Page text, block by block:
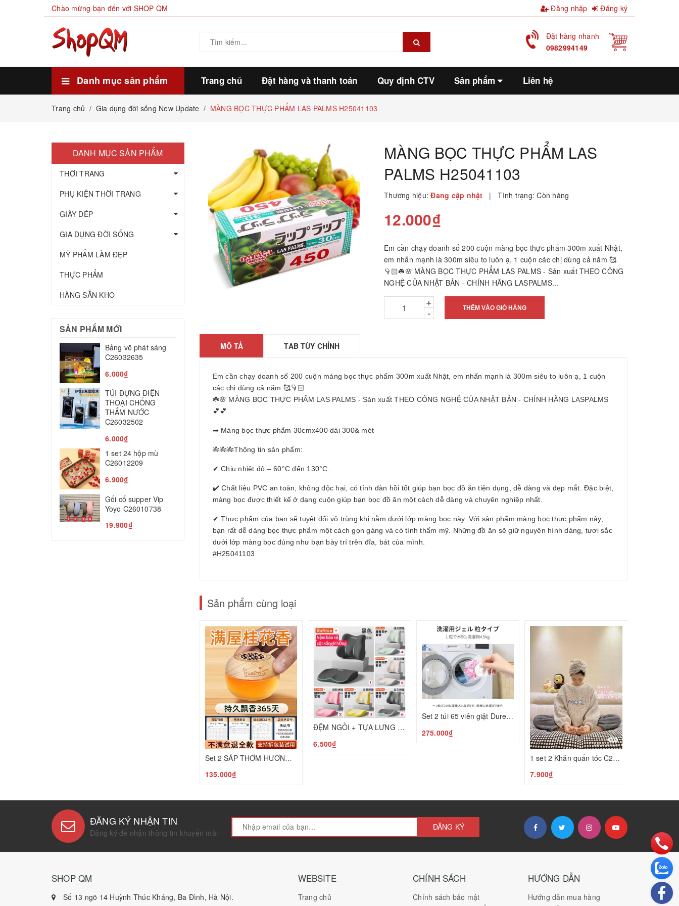
Chào mừng bạn đến với SHOP QM Đăng nhập Đăng ký
Đặt hàng nhanh
0982994149
Danh mục sản phẩm Trang chủ Đặt hàng và thanh toán Quy định CTV Sản phẩm Liên hệ
Trang chủ / Gia dụng đời sống New Update / MÀNG BỌC THỰC PHẨM LAS PALMS H25041103
MÀNG BỌC THỰC PHẨM LAS
PALMS H25041103
Thương hiệu: Đang cập nhật | Tình trạng: Còn hàng
12.000₫
Em cần chạy doanh số 200 cuộn màng bọc thực phẩm 300m xuất Nhật,
em nhấn mạnh là 300m siêu to luôn ạ, 1 cuộn các chị dùng cả năm 🥰
👇🏻☘️🌸 MÀNG BỌC THỰC PHẨM LAS PALMS - Sản xuất THEO CÔNG
NGHỆ CỦA NHẬT BẢN - CHÍNH HÃNG LASPALMS...
+
- THÊM VÀO GIỎ HÀNG
MÔ TẢ TAB TÙY CHỈNH
Em cần chạy doanh số 200 cuộn màng bọc thực phẩm 300m xuất Nhật, em nhấn mạnh là 300m siêu to luôn ạ, 1 cuộn
các chị dùng cả năm 🥰👇🏻
☘️🌸 MÀNG BỌC THỰC PHẨM LAS PALMS - Sản xuất THEO CÔNG NGHỆ CỦA NHẬT BẢN - CHÍNH HÃNG LASPALMS
💕💕
➡ Màng bọc thực phẩm 30cmx400 dài 300& mét
🎋🎋🎋Thông tin sản phẩm:
✔ Chịu nhiệt độ – 60°C đến 130°C.
✔️ Chất liệu PVC an toàn, không độc hại, có tính đàn hồi tốt giúp bạn bọc đồ ăn tiện dụng, dễ dàng và đẹp mắt. Đặc biệt,
màng bọc được thiết kế ở dạng cuộn giúp bạn bọc đồ ăn một cách dễ dàng và chuyên nghiệp nhất.
✔ Thực phẩm của bạn sẽ tuyệt đối vô trùng khi nằm dưới lớp màng bọc này. Với sản phẩm màng bọc thực phẩm này,
bạn rất dễ dàng bọc thực phẩm một cách gọn gàng và có tính thẩm mỹ. Những đồ ăn sẽ giữ nguyên hình dáng, tươi sắc
dưới lớp màng bọc đúng như bạn bày trí trên đĩa, bát của mình.
#H25041103
Sản phẩm cùng loại
Set 2 SÁP THƠM HƯƠNG HOA MỘC T25050601
135.000₫
ĐỆM NGỒI + TỰA LƯNG CAO CẤP BẢO VỆ CỘT SỐNG C25050205
6.500₫
Set 2 túi 65 viên giặt Duree Balle C24120104
275.000₫
1 set 2 Khăn quấn tóc C25022105
7.900₫
DANH MỤC SẢN PHẨM
THỜI TRANG
PHỤ KIỆN THỜI TRANG
GIÀY DÉP
GIA DỤNG ĐỜI SỐNG
MỸ PHẨM LÀM ĐẸP
THỰC PHẨM
HÀNG SẴN KHO
SẢN PHẨM MỚI
Bảng vẽ phát sáng
C26032635
6.000₫
TÚI ĐỰNG ĐIỆN
THOẠI CHỐNG
THẤM NƯỚC
C26032502
6.000₫
1 set 24 hộp mù
C26012209
6.900₫
Gối cổ supper Vip
Yoyo C26010738
19.900₫
Thảm ngải cứu hàng
chính hãng
22.200₫
MÁY GỌT BÚT CHÌ
TỰ ĐỘNG
85.000₫
Lược, búa massage
50.000₫
ĐĂNG KÝ NHẬN TIN
Đăng ký để nhận thông tin khuyến mãi
ĐĂNG KÝ
SHOP QM
Số 13 ngõ 14 Huỳnh Thúc Kháng, Ba Đình, Hà Nội.
WEBSITE
Trang chủ
CHÍNH SÁCH
Chính sách bảo mật
HƯỚNG DẪN
Hướng dẫn mua hàng